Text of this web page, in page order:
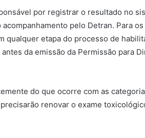
por registrar o resultado no
pelo Detran. Para
qualquer etapa do processo de
da emissão da Permissão para
do que ocorre com as
renovar o exame